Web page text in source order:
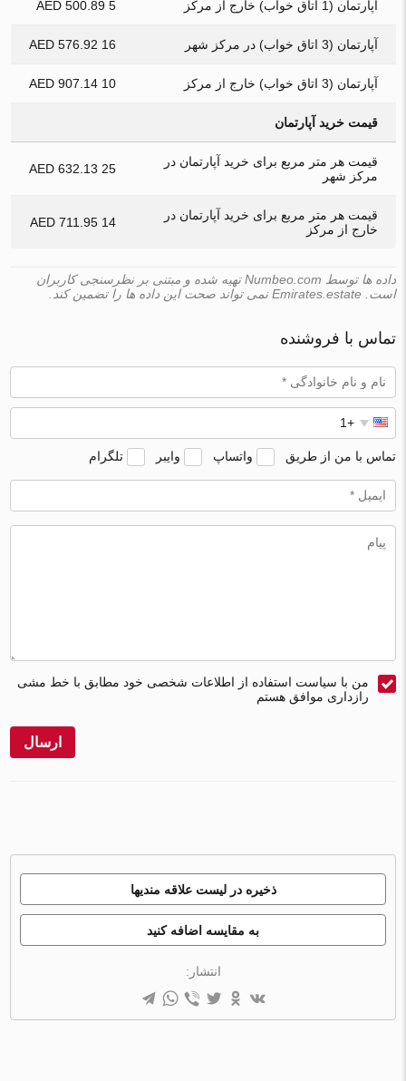
آپارتمان (1 اتاق خواب) خارج از مرکز 5 500.89 AED
آپارتمان (3 اتاق خواب) در مرکز شهر 16 576.92 AED
آپارتمان (3 اتاق خواب) خارج از مرکز 10 907.14 AED
قیمت خرید آپارتمان
قیمت هر متر مربع برای خرید آپارتمان در
مرکز شهر
25 632.13 AED
قیمت هر متر مربع برای خرید آپارتمان در
خارج از مرکز
14 711.95 AED
داده ها توسط Numbeo.com تهیه شده و مبتنی بر نظرسنجی کاربران
است. Emirates.estate نمی تواند صحت این داده ها را تضمین کند.
تماس با فروشنده
تماس با من از طریق واتساپ وایبر تلگرام
من با سیاست استفاده از اطلاعات شخصی خود مطابق با خط مشی
رازداری موافق هستم
ارسال
ذخیره در لیست علاقه مندیها
به مقایسه اضافه کنید
انتشار: